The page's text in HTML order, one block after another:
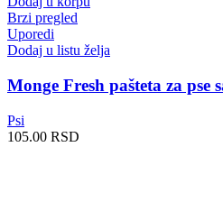
Brzi pregled
Uporedi
Dodaj u listu želja
Monge Fresh pašteta za pse
Psi
105.00 RSD